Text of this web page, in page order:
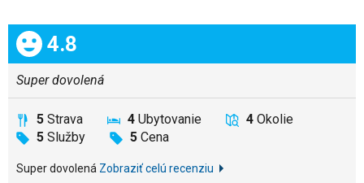
Celkom:
4.8
Super dovolená
5 Strava 4 Ubytovanie 4 Okolie
5 Služby 5 Cena
Super dovolená Zobraziť celú recenziu